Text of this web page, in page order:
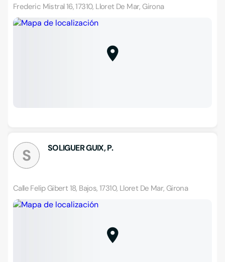
Frederic Mistral 16, 17310, Lloret De Mar, Girona
S SOLIGUER GUIX, P.
Calle Felip Gibert 18, Bajos, 17310, Lloret De Mar, Girona